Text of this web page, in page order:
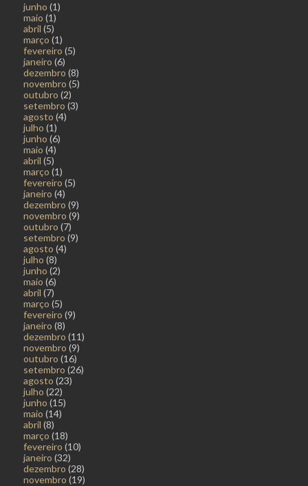
junho (1)
maio (1)
abril (5)
março (1)
fevereiro (5)
janeiro (6)
dezembro (8)
novembro (5)
outubro (2)
setembro (3)
agosto (4)
julho (1)
junho (6)
maio (4)
abril (5)
março (1)
fevereiro (5)
janeiro (4)
dezembro (9)
novembro (9)
outubro (7)
setembro (9)
agosto (4)
julho (8)
junho (2)
maio (6)
abril (7)
março (5)
fevereiro (9)
janeiro (8)
dezembro (11)
novembro (9)
outubro (16)
setembro (26)
agosto (23)
julho (22)
junho (15)
maio (14)
abril (8)
março (18)
fevereiro (10)
janeiro (32)
dezembro (28)
novembro (19)